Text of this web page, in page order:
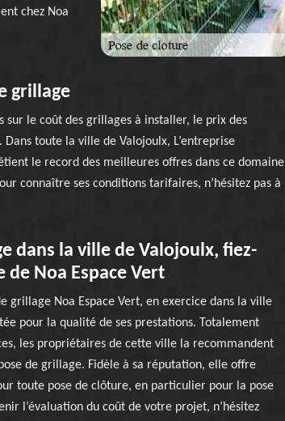
chez Noa
grillage
sur le coût des grillages à installer, le prix des
toute la ville de Valojoulx, L’entreprise
le record des meilleures offres dans ce domaine
connaître ses conditions tarifaires, n’hésitez pas à
dans la ville de Valojoulx, fiez-
de Noa Espace Vert
grillage Noa Espace Vert, en exercice dans la ville
pour la qualité de ses prestations. Totalement
les propriétaires de cette ville la recommandent
de grillage. Fidèle à sa réputation, elle offre
toute pose de clôture, en particulier pour la pose
l’évaluation du coût de votre projet, n’hésitez